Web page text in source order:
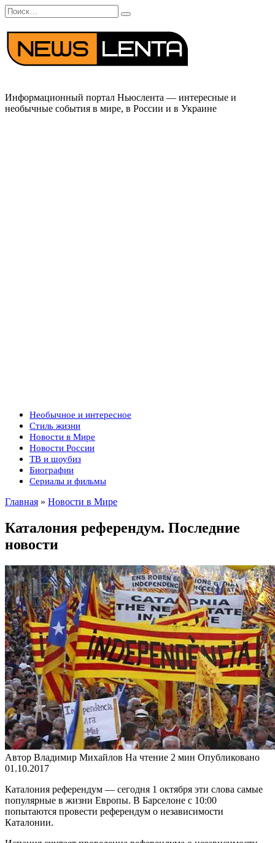
Перейти
к
содержанию
Search
for:
Информационный портал Ньюслента — интересные и
необычные события в мире, в России и в Украине
Необычное и интересное
Стиль жизни
Новости в Мире
Новости России
ТВ и шоубиз
Биографии
Сериалы и фильмы
Главная » Новости в Мире
Каталония референдум. Последние
новости
Автор Владимир Михайлов На чтение 2 мин Опубликовано
01.10.2017
Каталония референдум — сегодня 1 октября эти слова самые
популярные в жизни Европы. В Барселоне с 10:00
попытаются провести референдум о независимости
Каталонии.